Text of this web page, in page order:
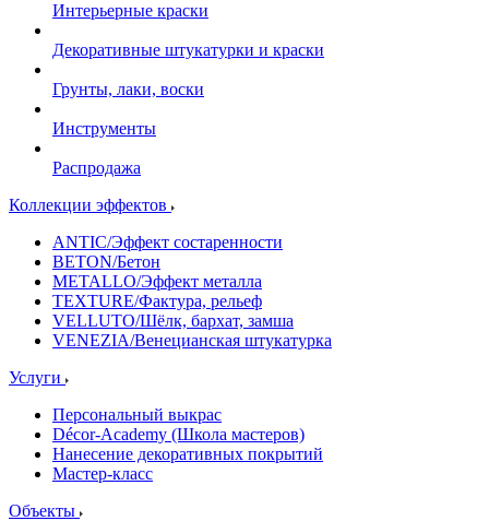
Интерьерные краски
Декоративные штукатурки и краски
Грунты, лаки, воски
Инструменты
Распродажа
Коллекции эффектов
ANTIC/Эффект состаренности
BETON/Бетон
METALLO/Эффект металла
TEXTURE/Фактура, рельеф
VELLUTO/Шёлк, бархат, замша
VENEZIA/Венецианская штукатурка
Услуги
Персональный выкрас
Décor-Academy (Школа мастеров)
Нанесение декоративных покрытий
Мастер-класс
Объекты